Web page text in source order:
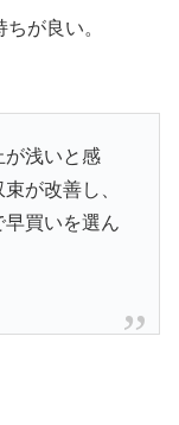
ちが良い。
が浅いと感
が改善し、
買いを選ん